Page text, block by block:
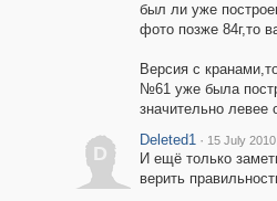
был ли уже
фото позже 84г,то
Версия с
№61 уже была
значительно левее
D
Deleted1 · 15 July
И ещё только
верить